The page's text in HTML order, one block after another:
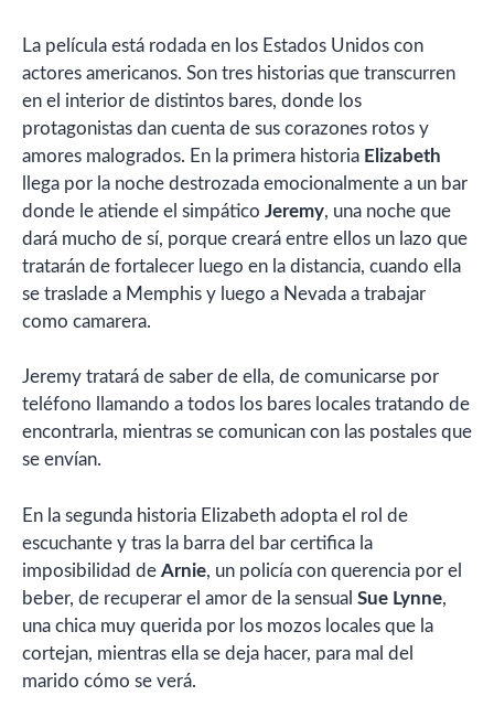
La película está rodada en los Estados Unidos con
actores americanos. Son tres historias que transcurren
en el interior de distintos bares, donde los
protagonistas dan cuenta de sus corazones rotos y
amores malogrados. En la primera historia Elizabeth
llega por la noche destrozada emocionalmente a un bar
donde le atiende el simpático Jeremy, una noche que
dará mucho de sí, porque creará entre ellos un lazo que
tratarán de fortalecer luego en la distancia, cuando ella
se traslade a Memphis y luego a Nevada a trabajar
como camarera.
Jeremy tratará de saber de ella, de comunicarse por
teléfono llamando a todos los bares locales tratando de
encontrarla, mientras se comunican con las postales que
se envían.
En la segunda historia Elizabeth adopta el rol de
escuchante y tras la barra del bar certifica la
imposibilidad de Arnie, un policía con querencia por el
beber, de recuperar el amor de la sensual Sue Lynne,
una chica muy querida por los mozos locales que la
cortejan, mientras ella se deja hacer, para mal del
marido cómo se verá.